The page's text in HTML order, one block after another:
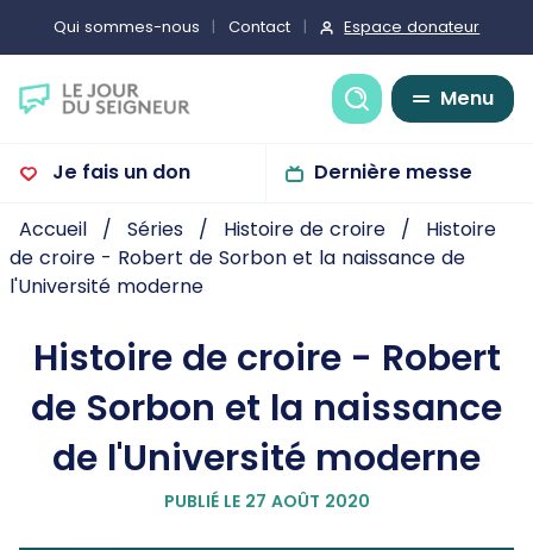
Qui sommes-nous Contact Espace donateur
Recherche
Menu
Je fais un don Dernière messe
Accueil Séries Histoire de croire
Histoire
de croire - Robert de Sorbon et la naissance de
l'Université moderne
Histoire de croire - Robert
de Sorbon et la naissance
de l'Université moderne
PUBLIÉ LE 27 AOÛT 2020